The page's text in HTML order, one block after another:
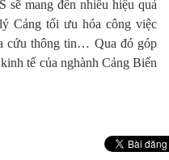
mang đến nhiều hiệu quả
Cảng tối ưu hóa công việc
cứu thông tin… Qua đó góp
tế của nghành Cảng Biển